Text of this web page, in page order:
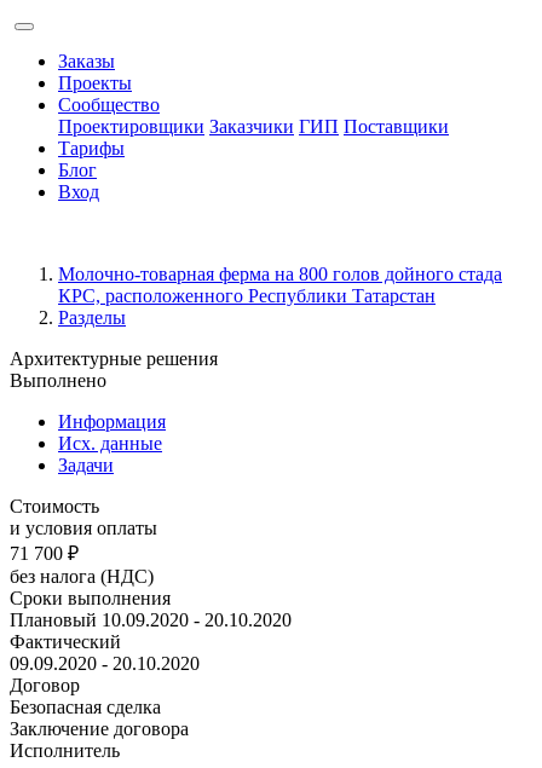
Заказы
Проекты
Сообщество
Проектировщики Заказчики ГИП Поставщики
Тарифы
Блог
Вход
Молочно-товарная ферма на 800 голов дойного стада
КРС, расположенного Республики Татарстан
Разделы
Архитектурные решения
Выполнено
Информация
Исх. данные
Задачи
Стоимость
и условия оплаты
71 700 ₽
без налога (НДС)
Сроки выполнения
Плановый 10.09.2020 - 20.10.2020
Фактический
09.09.2020 - 20.10.2020
Договор
Безопасная сделка
Заключение договора
Исполнитель